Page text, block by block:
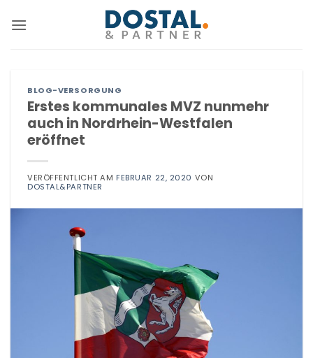
Inhalt
BLOG-VERSORGUNG
Erstes kommunales MVZ nunmehr
auch in Nordrhein-Westfalen
eröffnet
VERÖFFENTLICHT AM FEBRUAR 22, 2020 VON
DOSTAL&PARTNER